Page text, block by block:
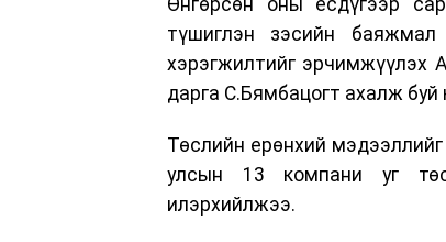
түшиглэн зэсийн баяжмал
хэрэгжилтийг эрчимжүүлэх
дарга С.Бямбацогт ахалж
Төслийн ерөнхий
улсын 13 компани уг
илэрхийлжээ.